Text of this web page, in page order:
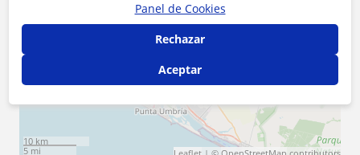
+ −
10 km
5 mi
Panel de Cookies
Rechazar
Aceptar